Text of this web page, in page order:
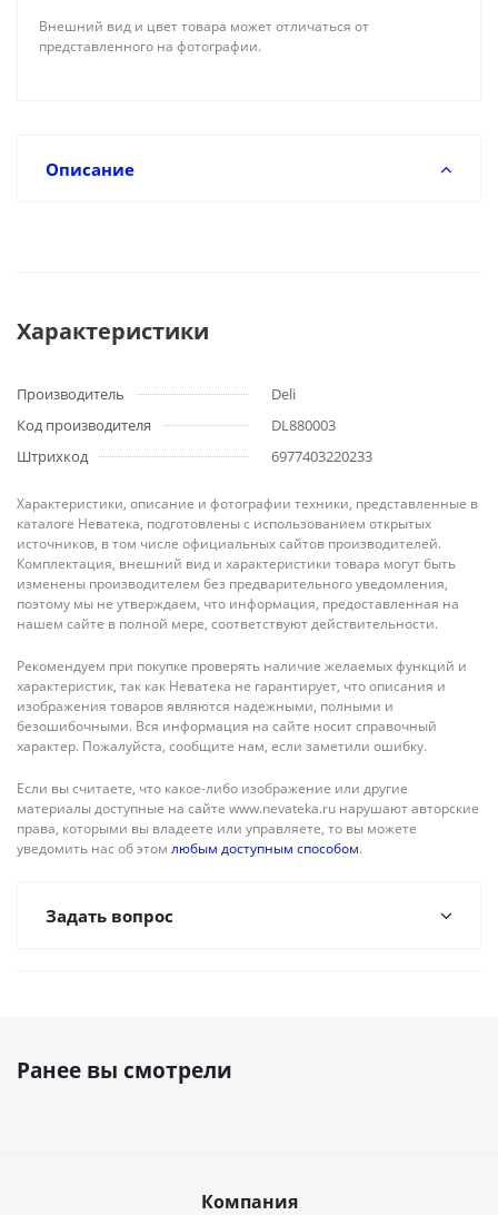
Внешний вид и цвет товара может отличаться от
представленного на фотографии.
Описание
Характеристики
Производитель
Deli
Код производителя
DL880003
Штрихкод
6977403220233
Характеристики, описание и фотографии техники, представленные в
каталоге Неватека, подготовлены с использованием открытых
источников, в том числе официальных сайтов производителей.
Комплектация, внешний вид и характеристики товара могут быть
изменены производителем без предварительного уведомления,
поэтому мы не утверждаем, что информация, предоставленная на
нашем сайте в полной мере, соответствуют действительности.
Рекомендуем при покупке проверять наличие желаемых функций и
характеристик, так как Неватека не гарантирует, что описания и
изображения товаров являются надежными, полными и
безошибочными. Вся информация на сайте носит справочный
характер. Пожалуйста, сообщите нам, если заметили ошибку.
Если вы считаете, что какое-либо изображение или другие
материалы доступные на сайте www.nevateka.ru нарушают авторские
права, которыми вы владеете или управляете, то вы можете
уведомить нас об этом любым доступным способом.
Задать вопрос
Ранее вы смотрели
Компания